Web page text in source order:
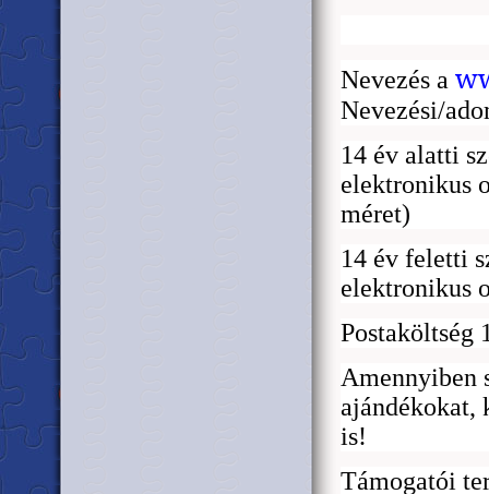
Nevezés a
Nevezési/
14 év alatti
elektronikus
méret)
14 év feletti
elektronikus
Postaköltség
Amennyiben
ajándékokat,
is!
Támogatói